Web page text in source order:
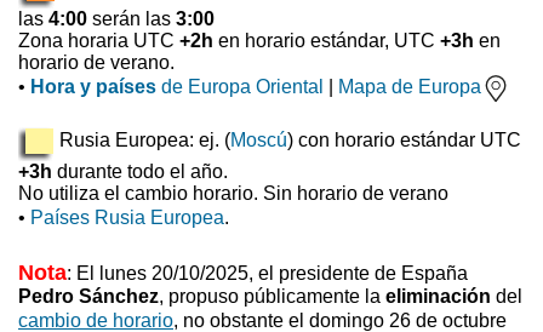
las 4:00 serán las 3:00
Zona horaria UTC +2h en horario estándar, UTC +3h en
horario de verano.
• Hora y países de Europa Oriental Mapa de Europa
Rusia Europea: ej. (Moscú) con horario estándar UTC
+3h durante todo el año.
No utiliza el cambio horario. Sin horario de verano
• Países Rusia Europea.
Nota: El lunes 20/10/2025, el presidente de España
Pedro Sánchez, propuso públicamente la eliminación del
cambio de horario, no obstante el domingo 26 de octubre